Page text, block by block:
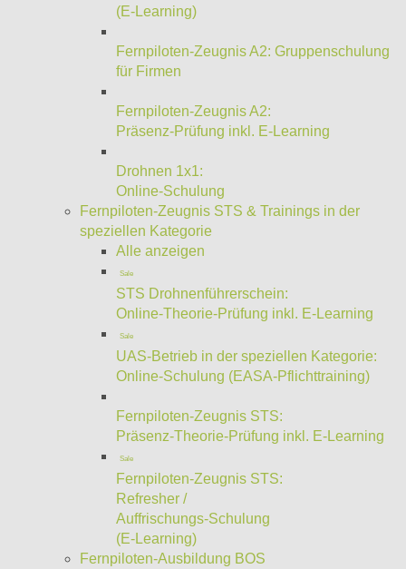
(E-Learning)
Fernpiloten-Zeugnis A2: Gruppenschulung
für Firmen
Fernpiloten-Zeugnis A2:
Präsenz-Prüfung inkl. E-Learning
Drohnen 1x1:
Online-Schulung
Fernpiloten-Zeugnis STS & Trainings in der
speziellen Kategorie
Alle anzeigen
Sale
STS Drohnenführerschein:
Online-Theorie-Prüfung inkl. E-Learning
Sale
UAS-Betrieb in der speziellen Kategorie:
Online-Schulung (EASA-Pflichttraining)
Fernpiloten-Zeugnis STS:
Präsenz-Theorie-Prüfung inkl. E-Learning
Sale
Fernpiloten-Zeugnis STS:
Refresher /
Auffrischungs-Schulung
(E-Learning)
Fernpiloten-Ausbildung BOS